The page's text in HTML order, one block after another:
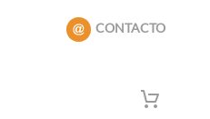
CONTACTO